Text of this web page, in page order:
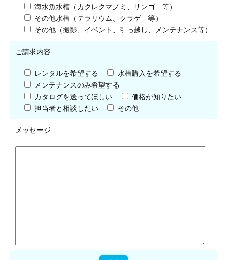
海水魚水槽（カクレクマノミ、サンゴ 等）
その他水槽（テラリウム、クラゲ 等）
その他（撮影、イベント、引っ越し、メンテナンス等）
ご請求内容
レンタルを希望する
水槽購入を希望する
メンテナンスのみ希望する
カタログを送ってほしい
価格が知りたい
担当者と相談したい
その他
メッセージ